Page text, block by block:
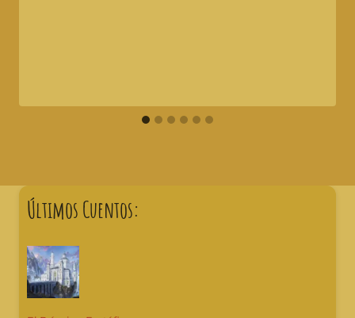
Últimos Cuentos: